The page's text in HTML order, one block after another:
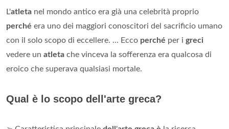
L'atleta nel mondo antico era già una celebrità proprio
perché era uno dei maggiori conoscitori del sacrificio umano
con il solo scopo di eccellere. ... Ecco perché per i greci
vedere un atleta che vinceva la sofferenza era qualcosa di
eroico che superava qualsiasi mortale.
Qual è lo scopo dell'arte greca?